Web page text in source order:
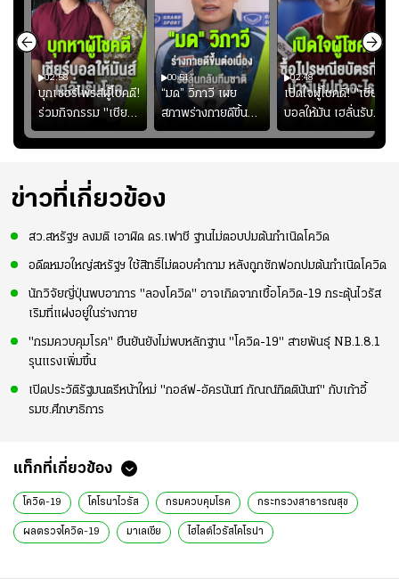
02:58
บุกเซอร์ไพรส์ผู้โชคดี!
ร่วมกิจกรรม "เชียร์
บอลให้มัน เฮลั่นรับ
โชค ทุกที่ทุกเวลา"
00:51
“มด” วิภาวี เผย
สภาพร่างกายดีขึ้น
อย่างต่อเนื่อง พร้อม
พยายามลงสนามให้
ความมั่นใจ
02:48
เปิดใจผู้โชคดี! "เชียร์
บอลให้มัน เฮลั่นรับ
โชค ทุกที่ทุกเวลา"
ซื้อไปรษณียบัตรกี่ใบ?
ข่าวที่เกี่ยวข้อง
สว.สหรัฐฯ ลงมติ เอาผิด ดร.เฟาชี ฐานไม่ตอบปมต้นกำเนิดโควิด
อดีตหมอใหญ่สหรัฐฯ ใช้สิทธิ์ไม่ตอบคำถาม หลังถูกซักฟอกปมต้นกำเนิดโควิด
นักวิจัยญี่ปุ่นพบอาการ "ลองโควิด" อาจเกิดจากเชื้อโควิด-19 กระตุ้นไวรัส
เริมที่แฝงอยู่ในร่างกาย
"กรมควบคุมโรค" ยืนยันยังไม่พบหลักฐาน "โควิด-19" สายพันธุ์ NB.1.8.1
รุนแรงเพิ่มขึ้น
เปิดประวัติรัฐมนตรีหน้าใหม่ "กอล์ฟ-อัครนันท์ กัณณ์กิตตินันท์" กับเก้าอี้
รมช.ศึกษาธิการ
แท็กที่เกี่ยวข้อง
โควิด-19 โคโรนาไวรัส กรมควบคุมโรค กระทรวงสาธารณสุข
ผลตรวจโควิด-19 มาเลเซีย ไฮไลต์ไวรัสโคโรน่า